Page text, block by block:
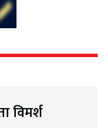
विमर्श